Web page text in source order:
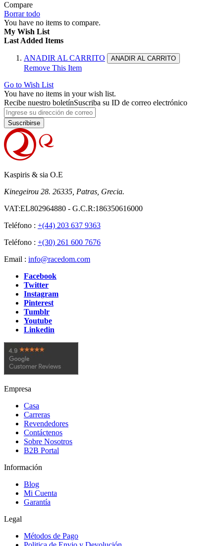
Compare
Borrar todo
You have no items to compare.
My Wish List
Last Added Items
ANADIR AL CARRITO ANADIR AL CARRITO
Remove This Item
Go to Wish List
You have no items in your wish list.
Recibe nuestro boletínSuscriba su ID de correo electrónico
Suscribirse
Kaspiris & sia O.E
Kinegeirou 28. 26335, Patras, Grecia.
VAT:EL802964880 - G.C.R:186350616000
Teléfono : +(44) 203 637 9363
Teléfono : +(30) 261 600 7676
Email : info@racedom.com
Facebook
Twitter
Instagram
Pinterest
Tumblr
Youtube
Linkedin
Empresa
Casa
Carreras
Revendedores
Contáctenos
Sobre Nosotros
B2B Portal
Información
Blog
Mi Cuenta
Garantía
Legal
Métodos de Pago